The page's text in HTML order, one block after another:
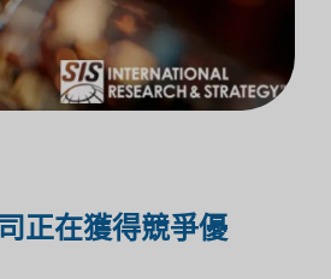
正在獲得競爭優